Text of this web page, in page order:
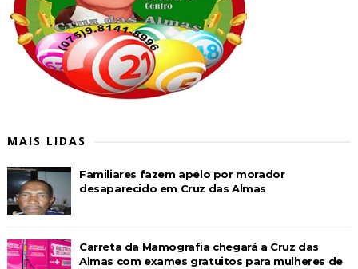
MAIS LIDAS
Familiares fazem apelo por morador
desaparecido em Cruz das Almas
Carreta da Mamografia chegará a Cruz das
Almas com exames gratuitos para mulheres de